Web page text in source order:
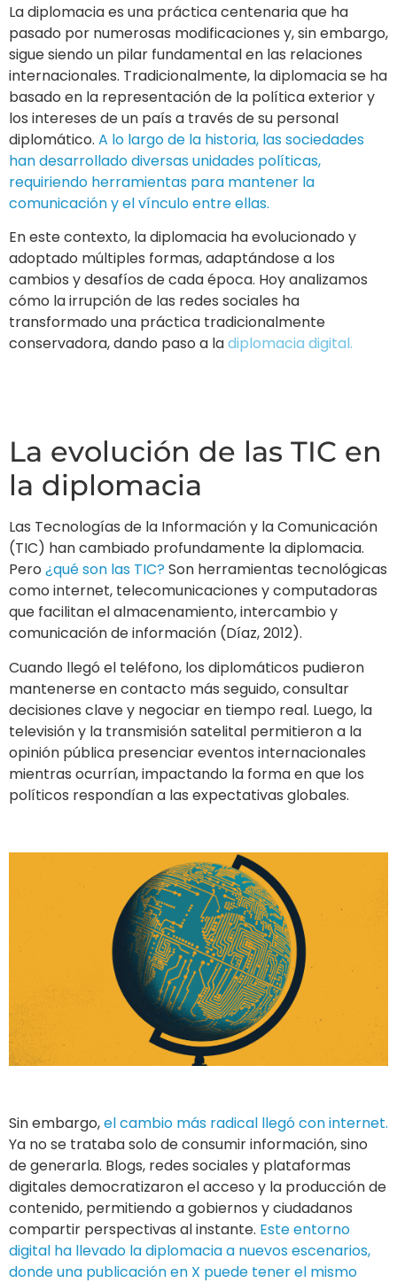
La diplomacia es una práctica centenaria que ha
pasado por numerosas modificaciones y, sin embargo,
sigue siendo un pilar fundamental en las relaciones
internacionales. Tradicionalmente, la diplomacia se ha
basado en la representación de la política exterior y
los intereses de un país a través de su personal
diplomático. A lo largo de la historia, las sociedades
han desarrollado diversas unidades políticas,
requiriendo herramientas para mantener la
comunicación y el vínculo entre ellas.
En este contexto, la diplomacia ha evolucionado y
adoptado múltiples formas, adaptándose a los
cambios y desafíos de cada época. Hoy analizamos
cómo la irrupción de las redes sociales ha
transformado una práctica tradicionalmente
conservadora, dando paso a ladiplomacia digital.
La evolución de las TIC en
la diplomacia
Las Tecnologías de la Información y la Comunicación
(TIC) han cambiado profundamente la diplomacia.
Pero ¿qué son las TIC? Son herramientas tecnológicas
como internet, telecomunicaciones y computadoras
que facilitan el almacenamiento, intercambio y
comunicación de información (Díaz, 2012).
Cuando llegó el teléfono, los diplomáticos pudieron
mantenerse en contacto más seguido, consultar
decisiones clave y negociar en tiempo real. Luego, la
televisión y la transmisión satelital permitieron a la
opinión pública presenciar eventos internacionales
mientras ocurrían, impactando la forma en que los
políticos respondían a las expectativas globales.
Sin embargo,el cambio más radical llegó con internet.
Ya no se trataba solo de consumir información, sino
de generarla. Blogs, redes sociales y plataformas
digitales democratizaron el acceso y la producción de
contenido, permitiendo a gobiernos y ciudadanos
compartir perspectivas al instante. Este entorno
digital ha llevado la diplomacia a nuevos escenarios,
donde una publicación en X puede tener el mismo